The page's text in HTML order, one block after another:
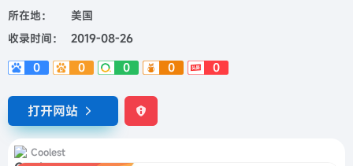
所在地：
美国
收录时间：
2019-08-26
0
0 0 0 0
打开网站
Coolest